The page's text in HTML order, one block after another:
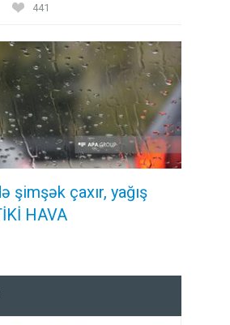
441
şimşək çaxır, yağış
HAVA